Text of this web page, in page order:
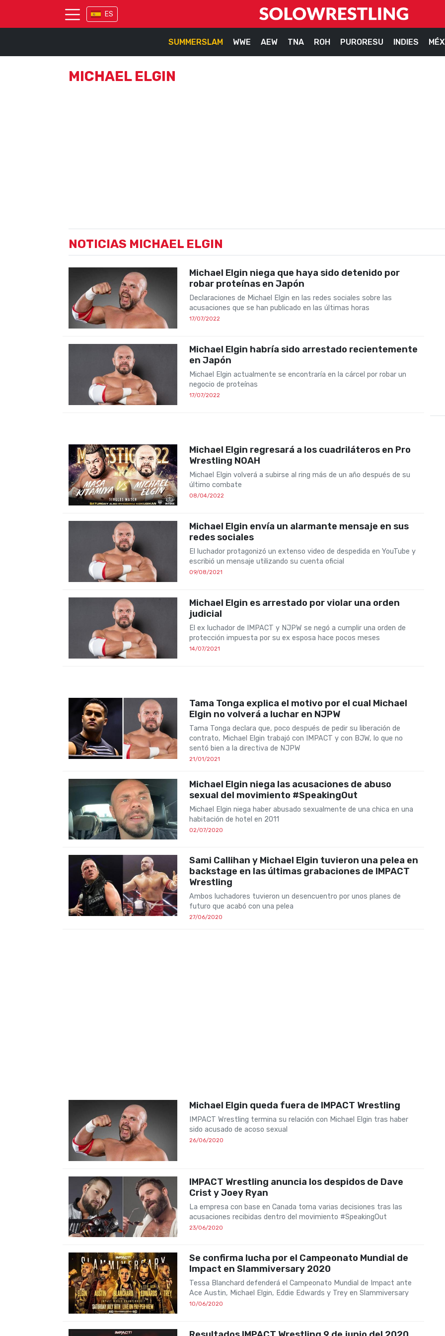
ES
SUMMERSLAM WWE AEW TNA ROH PURORESU INDIES
MICHAEL ELGIN
NOTICIAS MICHAEL ELGIN
Michael Elgin niega que haya sido detenido por
robar proteínas en Japón
Declaraciones de Michael Elgin en las redes sociales sobre las
acusaciones que se han publicado en las últimas horas
17/07/2022
Michael Elgin habría sido arrestado recientemente
en Japón
Michael Elgin actualmente se encontraría en la cárcel por robar un
negocio de proteínas
17/07/2022
Michael Elgin regresará a los cuadriláteros en Pro
Wrestling NOAH
Michael Elgin volverá a subirse al ring más de un año después de su
último combate
08/04/2022
Michael Elgin envía un alarmante mensaje en sus
redes sociales
El luchador protagonizó un extenso video de despedida en YouTube y
escribió un mensaje utilizando su cuenta oficial
09/08/2021
Michael Elgin es arrestado por violar una orden
judicial
El ex luchador de IMPACT y NJPW se negó a cumplir una orden de
protección impuesta por su ex esposa hace pocos meses
14/07/2021
Tama Tonga explica el motivo por el cual Michael
Elgin no volverá a luchar en NJPW
Tama Tonga declara que, poco después de pedir su liberación de
contrato, Michael Elgin trabajó con IMPACT y con BJW, lo que no
sentó bien a la directiva de NJPW
21/01/2021
Michael Elgin niega las acusaciones de abuso
sexual del movimiento #SpeakingOut
Michael Elgin niega haber abusado sexualmente de una chica en una
habitación de hotel en 2011
02/07/2020
Sami Callihan y Michael Elgin tuvieron una pelea en
backstage en las últimas grabaciones de IMPACT
Wrestling
Ambos luchadores tuvieron un desencuentro por unos planes de
futuro que acabó con una pelea
27/06/2020
Michael Elgin queda fuera de IMPACT Wrestling
IMPACT Wrestling termina su relación con Michael Elgin tras haber
sido acusado de acoso sexual
26/06/2020
IMPACT Wrestling anuncia los despidos de Dave
Crist y Joey Ryan
La empresa con base en Canada toma varias decisiones tras las
acusaciones recibidas dentro del movimiento #SpeakingOut
23/06/2020
Se confirma lucha por el Campeonato Mundial de
Impact en Slammiversary 2020
Tessa Blanchard defenderá el Campeonato Mundial de Impact ante
Ace Austin, Michael Elgin, Eddie Edwards y Trey en Slammiversary
10/06/2020